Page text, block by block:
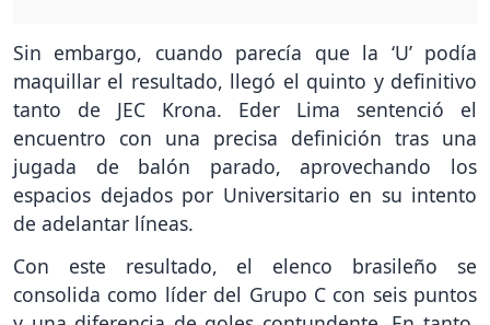
Sin embargo, cuando parecía que la ‘U’ podía
maquillar el resultado, llegó el quinto y definitivo
tanto de JEC Krona. Eder Lima sentenció el
encuentro con una precisa definición tras una
jugada de balón parado, aprovechando los
espacios dejados por Universitario en su intento
de adelantar líneas.
Con este resultado, el elenco brasileño se
consolida como líder del Grupo C con seis puntos